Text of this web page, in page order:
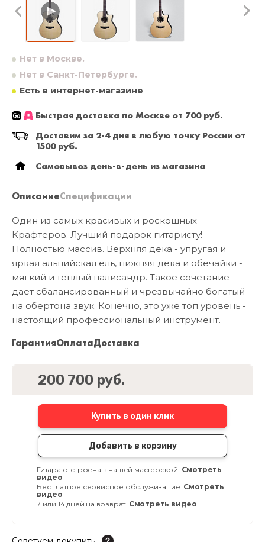
Нет в Москве.
Нет в Санкт-Петербурге.
Есть в интернет-магазине
Быстрая доставка по Москве от 700 руб.
Доставим за 2-4 дня в любую точку России от
1500 руб.
Самовывоз день-в-день из магазина
ОписаниеСпецификации
Один из самых красивых и роскошных
Крафтеров. Лучший подарок гитаристу!
Полностью массив. Верхняя дека - упругая и
яркая альпийская ель, нижняя дека и обечайки -
мягкий и теплый палисандр. Такое сочетание
дает сбалансированный и чрезвычайно богатый
на обертона звук. Конечно, это уже топ уровень -
настоящий профессиональный инструмент.
ГарантияОплатаДоставка
200 700 руб.
Купить в один клик
Добавить в корзину
Гитара отстроена в нашей мастерской. Смотреть
видео
Бесплатное сервисное обслуживание. Смотреть
видео
7 или 14 дней на возврат. Смотреть видео